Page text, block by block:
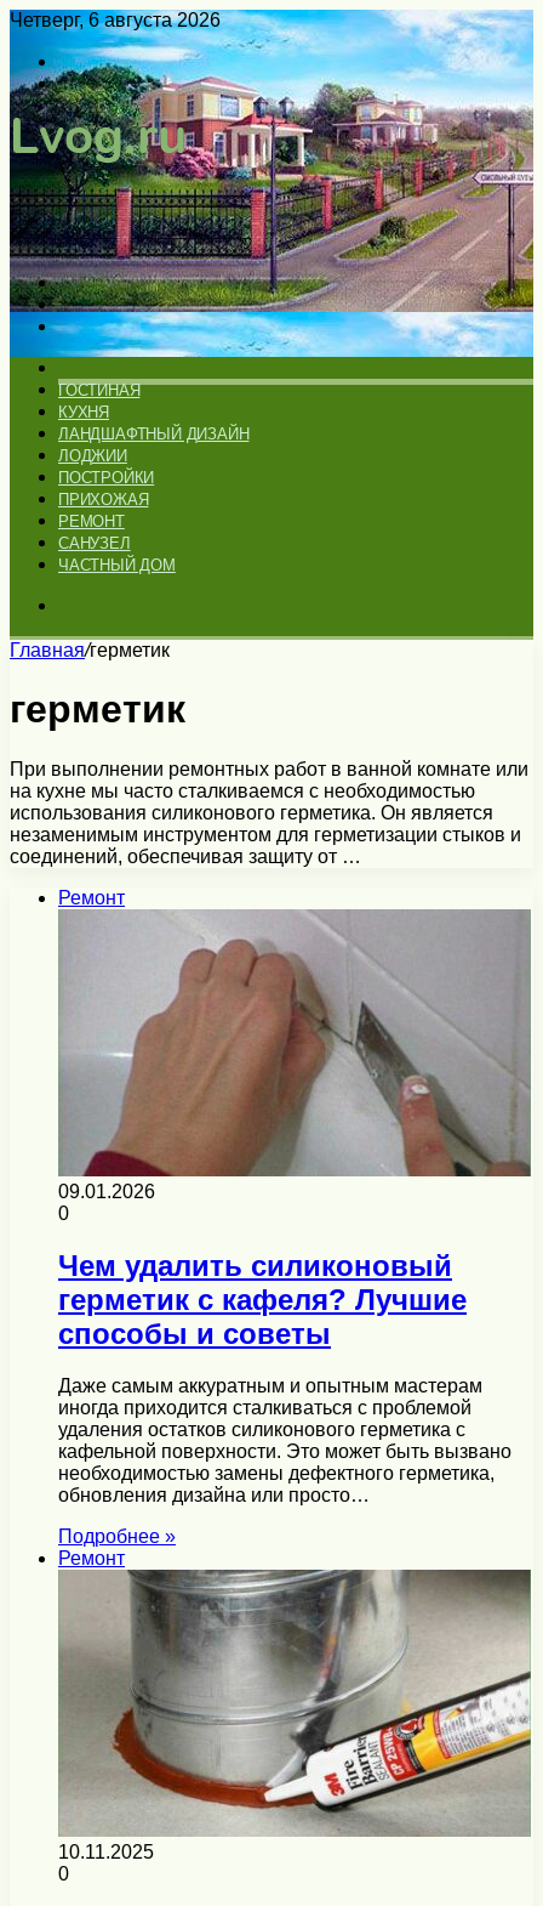
Четверг, 6 августа 2026
Войти
Switch
skin
Меню
Искать
Switch
skin
ГОСТИНАЯ
КУХНЯ
ЛАНДШАФТНЫЙ ДИЗАЙН
ЛОДЖИИ
ПОСТРОЙКИ
ПРИХОЖАЯ
РЕМОНТ
САНУЗЕЛ
ЧАСТНЫЙ ДОМ
Главная/герметик
герметик
При выполнении ремонтных работ в ванной комнате или
на кухне мы часто сталкиваемся с необходимостью
использования силиконового герметика. Он является
незаменимым инструментом для герметизации стыков и
соединений, обеспечивая защиту от …
Ремонт
09.01.2026
0
Чем удалить силиконовый
герметик с кафеля? Лучшие
способы и советы
Даже самым аккуратным и опытным мастерам
иногда приходится сталкиваться с проблемой
удаления остатков силиконового герметика с
кафельной поверхности. Это может быть вызвано
необходимостью замены дефектного герметика,
обновления дизайна или просто…
Подробнее »
Ремонт
10.11.2025
0